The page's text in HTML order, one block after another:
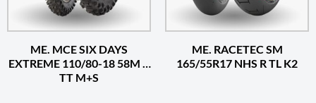
ME. MCE SIX DAYS
EXTREME 110/80-18 58M R
TT M+S
ME. RACETEC SM
165/55R17 NHS R TL K2